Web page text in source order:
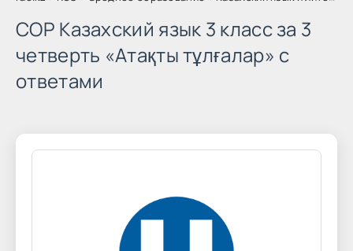
СОР Казахский язык 3 класс за 3
четверть «Атақты тұлғалар» с
ответами